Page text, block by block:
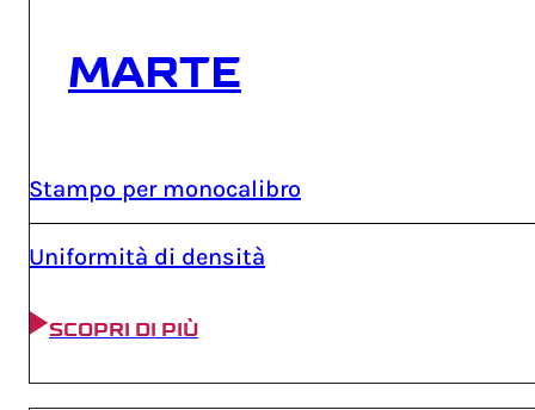
MARTE
Stampo per monocalibro
Uniformità di densità
SCOPRI DI PIÙ